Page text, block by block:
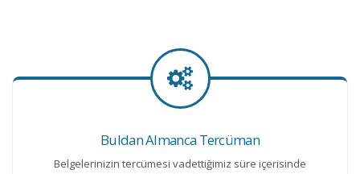
Buldan Almanca Tercüman
Belgelerinizin tercümesi vadettiğimiz süre içerisinde